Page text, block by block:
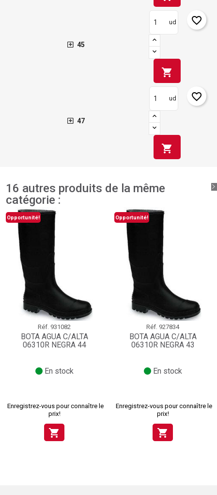
45
ud
shopping_cart
favorite_border
47
ud
shopping_cart
favorite_border
16 autres produits de la même
catégorie :
Opportunité!
Réf. 931082
BOTA AGUA C/ALTA
06310R NEGRA 44
En stock
Enregistrez-vous pour connaître le
prix!
shopping_cart
Opportunité!
Réf. 927834
BOTA AGUA C/ALTA
06310R NEGRA 43
En stock
Enregistrez-vous pour connaître le
prix!
shopping_cart